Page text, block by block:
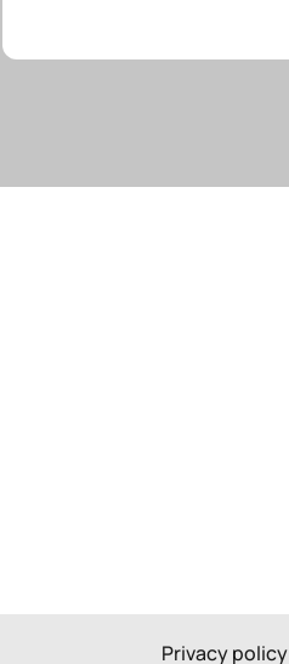
Privacy policy